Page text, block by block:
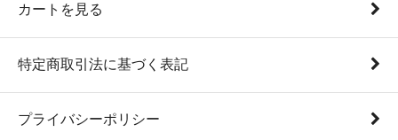
カートを見る
特定商取引法に基づく表記
プライバシーポリシー